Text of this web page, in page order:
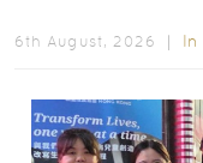
6th August, 2026 ｜ In